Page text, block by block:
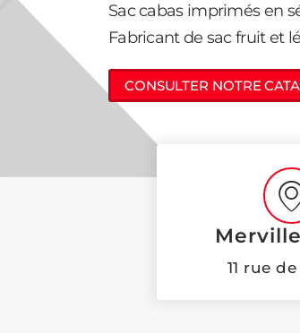
Sac cabas imprimés en
Fabricant de sac fruit et
CONSULTER NOTRE
11 rue